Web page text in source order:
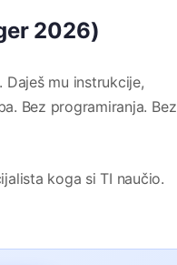
2026)
mu instrukcije,
Bez programiranja. Bez
koga si TI naučio.